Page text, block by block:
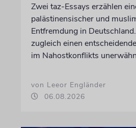
Zwei taz-Essays erzählen
palästinensischer und
Entfremdung in
zugleich einen
im Nahostkonflikts
von Leeor Engländer
06.08.2026